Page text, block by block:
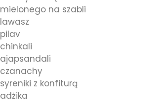
mielonego na szabli
lawasz
pilav
chinkali
ajapsandali
czanachy
syreniki z konfiturą
adżika